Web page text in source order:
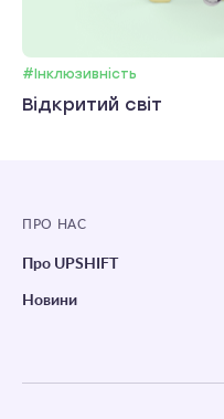
#Інклюзивність
Відкритий світ
ПРО НАС
Про UPSHIFT
Новини